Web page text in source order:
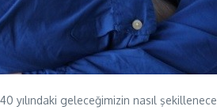
geleceğimizin nasıl